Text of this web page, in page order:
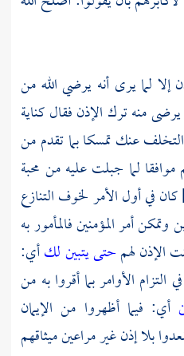
إلا لما يرى أنه يرضي الله من
منه ترك الإذن فقال كناية
عنك تمسكا بما تقدم من
لما جبلت عليه من محبة
كان في أول الأمر لخوف التنازع
وتمكن أمر المؤمنين فالمأمور به
الإذن لهمحتى يتبين لكأي:
التزام الأوامر بما أقروا به من
أي: فيما أظهروا من الإيمان
بلا إذن غير مراعين ميثاقهم